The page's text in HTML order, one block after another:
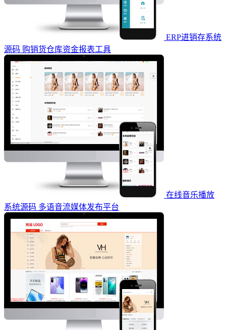
ERP进销存系统
源码 购销货仓库资金报表工具
在线音乐播放
系统源码 多语音流媒体发布平台